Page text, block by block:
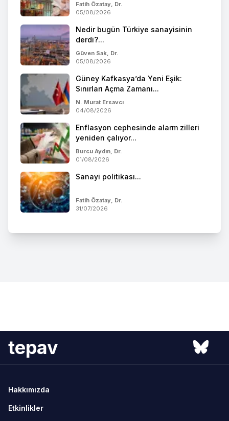
Fatih Özatay, Dr.
05/08/2026
Nedir bugün Türkiye sanayisinin
derdi?...
Güven Sak, Dr.
05/08/2026
Güney Kafkasya’da Yeni Eşik:
Sınırları Açma Zamanı...
N. Murat Ersavcı
04/08/2026
Enflasyon cephesinde alarm zilleri
yeniden çalıyor...
Burcu Aydın, Dr.
01/08/2026
Sanayi politikası...
Fatih Özatay, Dr.
31/07/2026
tepav
Hakkımızda
Etkinlikler